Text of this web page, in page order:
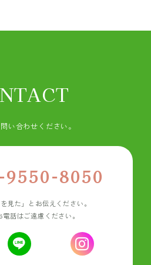
い合わせください。
9550-8050
見た」とお伝えください。
話はご遠慮ください。